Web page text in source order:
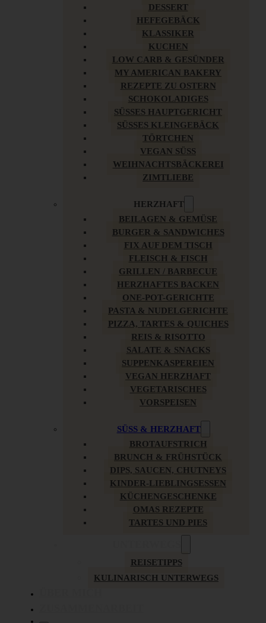
DESSERT
HEFEGEBÄCK
KLASSIKER
KUCHEN
LOW CARB & GESÜNDER
MY AMERICAN BAKERY
REZEPTE ZU OSTERN
SCHOKOLADIGES
SÜSSES HAUPTGERICHT
SÜSSES KLEINGEBÄCK
TÖRTCHEN
VEGAN SÜSS
WEIHNACHTSBÄCKEREI
ZIMTLIEBE
HERZHAFT
BEILAGEN & GEMÜSE
BURGER & SANDWICHES
FIX AUF DEM TISCH
FLEISCH & FISCH
GRILLEN / BARBECUE
HERZHAFTES BACKEN
ONE-POT-GERICHTE
PASTA & NUDELGERICHTE
PIZZA, TARTES & QUICHES
REIS & RISOTTO
SALATE & SNACKS
SUPPENKASPEREIEN
VEGAN HERZHAFT
VEGETARISCHES
VORSPEISEN
SÜSS & HERZHAFT
BROTAUFSTRICH
BRUNCH & FRÜHSTÜCK
DIPS, SAUCEN, CHUTNEYS
KINDER-LIEBLINGSESSEN
KÜCHENGESCHENKE
OMAS REZEPTE
TARTES UND PIES
REISETIPPS
KULINARISCH UNTERWEGS